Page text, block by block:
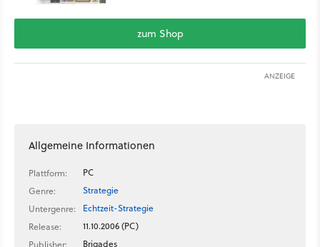
zum Shop
ANZEIGE
Allgemeine Informationen
Plattform:
PC
Genre:
Strategie
Untergenre:
Echtzeit-Strategie
Release:
11.10.2006 (PC)
Publisher:
Brigades